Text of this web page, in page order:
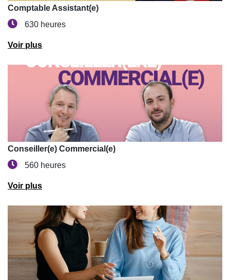
Comptable Assistant(e)
630 heures
Voir plus
Conseiller(e) Commercial(e)
560 heures
Voir plus